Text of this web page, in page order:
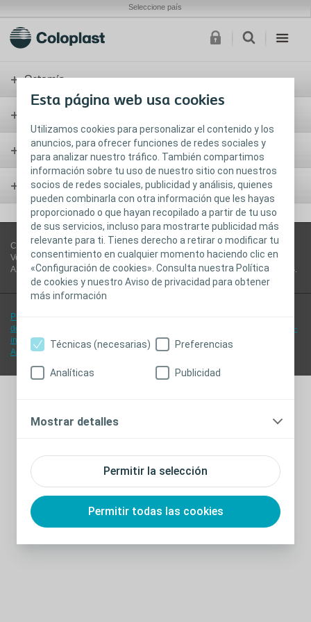
Esta página web usa cookies
Utilizamos cookies para personalizar el contenido y los
anuncios, para ofrecer funciones de redes sociales y
para analizar nuestro tráfico. También compartimos
información sobre tu uso de nuestro sitio con nuestros
socios de redes sociales, publicidad y análisis, quienes
pueden combinarla con otra información que les hayas
proporcionado o que hayan recopilado a partir de tu uso
de sus servicios, incluso para mostrarte publicidad más
relevante para ti. Tienes derecho a retirar o modificar tu
consentimiento en cualquier momento haciendo clic en
«Configuración de cookies». Consulta nuestra Política
de cookies y nuestro Aviso de privacidad para obtener
más información
Permitir la selección
Permitir todas las cookies
Técnicas (necesarias) Preferencias
Analíticas Publicidad
Mostrar detalles
Seleccione país
Ostomía
Cuidado de Heridas
Urología
Coloplast Productos Médicos, S.A.U.| Domicilio social: Calle Condesa de
Venadito 5, 4 planta, 28027 Madrid (España) | tel 91 314 18 02 | CIF:
A28899003 | Empresa sujeta a la dirección y coordinación de Coloplast A/S.
Política de cookies
de consentimiento informado
Productos Coloplast -
instrucciones de uso-Declaraciones de conformidad de la UE
Accesibilidad